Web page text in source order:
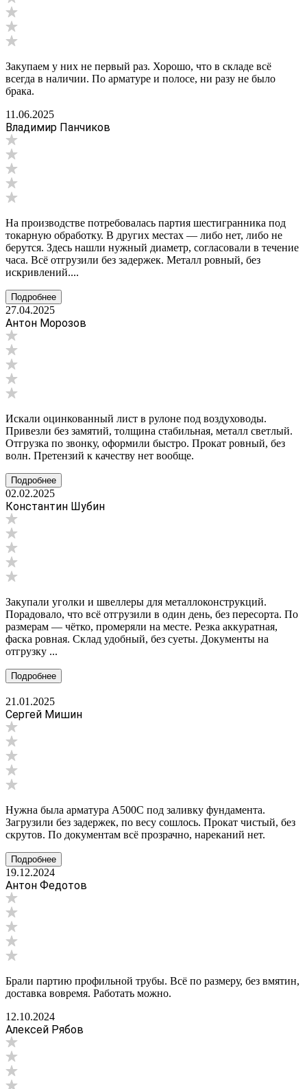
Закупаем у них не первый раз. Хорошо, что в складе всё
всегда в наличии. По арматуре и полосе, ни разу не было
брака.
11.06.2025
Владимир Панчиков
На производстве потребовалась партия шестигранника под
токарную обработку. В других местах — либо нет, либо не
берутся. Здесь нашли нужный диаметр, согласовали в течение
часа. Всё отгрузили без задержек. Металл ровный, без
искривлений....
Подробнее
27.04.2025
Антон Морозов
Искали оцинкованный лист в рулоне под воздуховоды.
Привезли без замятий, толщина стабильная, металл светлый.
Отгрузка по звонку, оформили быстро. Прокат ровный, без
волн. Претензий к качеству нет вообще.
Подробнее
02.02.2025
Константин Шубин
Закупали уголки и швеллеры для металлоконструкций.
Порадовало, что всё отгрузили в один день, без пересорта. По
размерам — чётко, промеряли на месте. Резка аккуратная,
фаска ровная. Склад удобный, без суеты. Документы на
отгрузку ...
Подробнее
21.01.2025
Сергей Мишин
Нужна была арматура А500С под заливку фундамента.
Загрузили без задержек, по весу сошлось. Прокат чистый, без
скрутов. По документам всё прозрачно, нареканий нет.
Подробнее
19.12.2024
Антон Федотов
Брали партию профильной трубы. Всё по размеру, без вмятин,
доставка вовремя. Работать можно.
12.10.2024
Алексей Рябов